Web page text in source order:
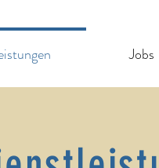
Jobs